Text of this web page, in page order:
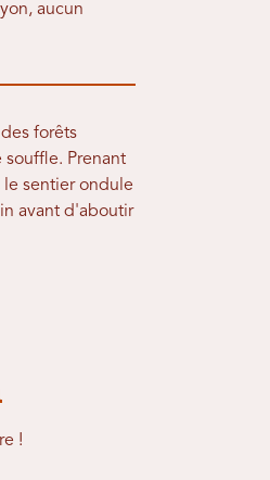
aucun
forêts
souffle. Prenant
le sentier ondule
avant d'aboutir
!